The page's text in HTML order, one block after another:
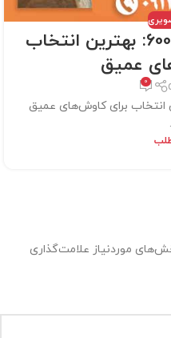
فلزیاب ای ایکس پی 6000: بهترین انتخاب
عمیق
0
پی 6000: بهترین انتخاب برای کاوش‌های عمیق
موردنیاز علامت‌گذاری